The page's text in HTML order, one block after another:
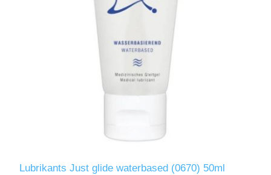
Lubrikants Just glide waterbased (0670) 50ml